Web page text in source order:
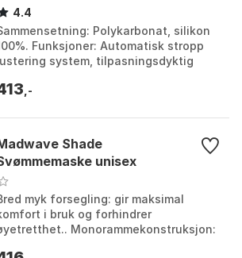
4.4
Polykarbonat, silikon
Funksjoner: Automatisk stropp
system, tilpasningsdyktig
Vari...
,-
Shade
unisex
myk forsegling: gir maksimal
i bruk og forhindrer
Monorammekonstruksjon: